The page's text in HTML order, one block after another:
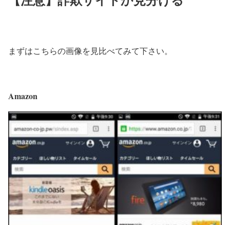
まずはこちらの画像を見比べてみて下さい。
Amazon